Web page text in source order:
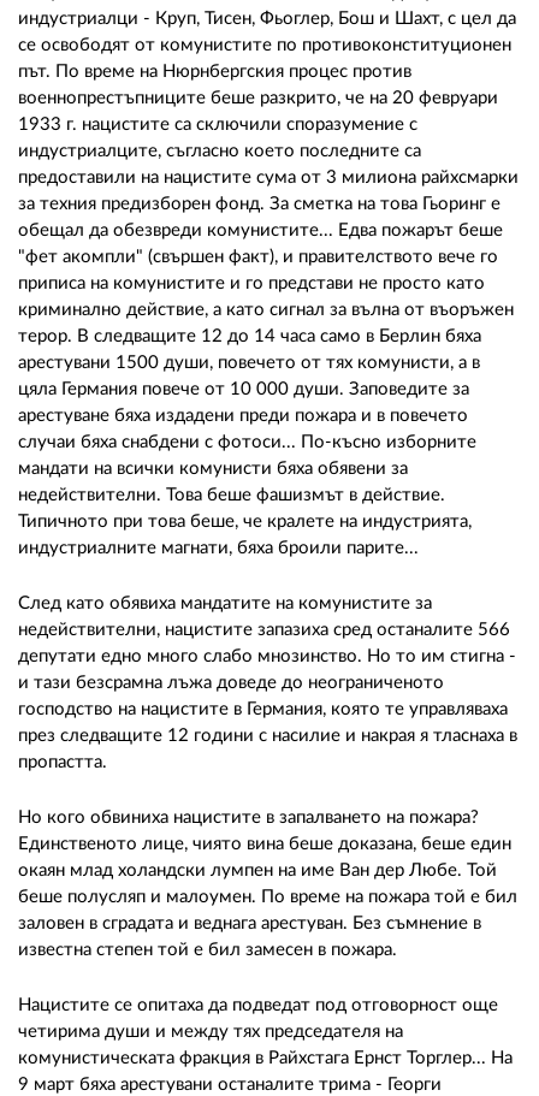
индустриалци - Круп, Тисен, Фьоглер, Бош и Шахт, с цел да
се освободят от комунистите по противоконституционен
път. По време на Нюрнбергския процес против
военнопрестъпниците беше разкрито, че на 20 февруари
1933 г. нацистите са сключили споразумение с
индустриалците, съгласно което последните са
предоставили на нацистите сума от 3 милиона райхсмарки
за техния предизборен фонд. За сметка на това Гьоринг е
обещал да обезвреди комунистите... Едва пожарът беше
"фет акомпли" (свършен факт), и правителството вече го
приписа на комунистите и го представи не просто като
криминално действие, а като сигнал за вълна от въоръжен
терор. В следващите 12 до 14 часа само в Берлин бяха
арестувани 1500 души, повечето от тях комунисти, а в
цяла Германия повече от 10 000 души. Заповедите за
арестуване бяха издадени преди пожара и в повечето
случаи бяха снабдени с фотоси... По-късно изборните
мандати на всички комунисти бяха обявени за
недействителни. Това беше фашизмът в действие.
Типичното при това беше, че кралете на индустрията,
индустриалните магнати, бяха броили парите...
След като обявиха мандатите на комунистите за
недействителни, нацистите запазиха сред останалите 566
депутати едно много слабо мнозинство. Но то им стигна -
и тази безсрамна лъжа доведе до неограниченото
господство на нацистите в Германия, която те управляваха
през следващите 12 години с насилие и накрая я тласнаха в
пропастта.
Но кого обвиниха нацистите в запалването на пожара?
Единственото лице, чиято вина беше доказана, беше един
окаян млад холандски лумпен на име Ван дер Любе. Той
беше полусляп и малоумен. По време на пожара той е бил
заловен в сградата и веднага арестуван. Без съмнение в
известна степен той е бил замесен в пожара.
Нацистите се опитаха да подведат под отговорност още
четирима души и между тях председателя на
комунистическата фракция в Райхстага Ернст Торглер... На
9 март бяха арестувани останалите трима - Георги